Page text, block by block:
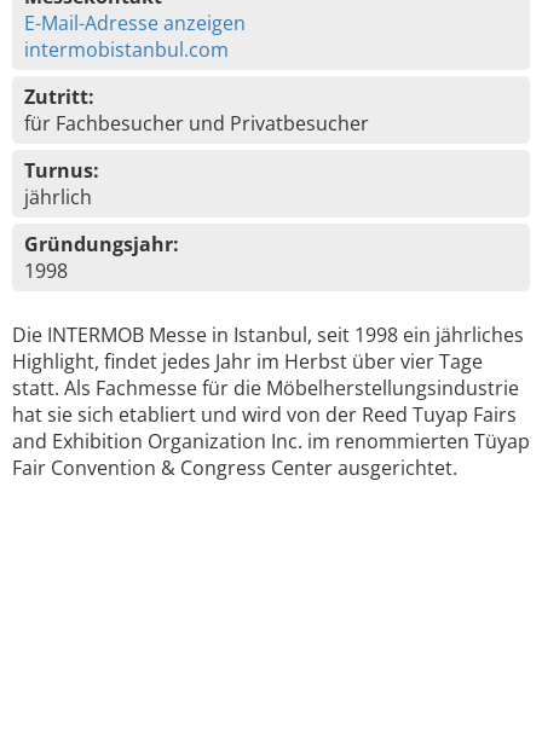
E-Mail-Adresse anzeigen
intermobistanbul.com
Zutritt:
für Fachbesucher und Privatbesucher
Turnus:
jährlich
Gründungsjahr:
1998
Die INTERMOB Messe in Istanbul, seit 1998 ein jährliches
Highlight, findet jedes Jahr im Herbst über vier Tage
statt. Als Fachmesse für die Möbelherstellungsindustrie
hat sie sich etabliert und wird von der Reed Tuyap Fairs
and Exhibition Organization Inc. im renommierten Tüyap
Fair Convention & Congress Center ausgerichtet.